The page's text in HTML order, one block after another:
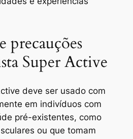
precauções
Super Active
deve ser usado com
em indivíduos com
pré-existentes, como
ou que tomam